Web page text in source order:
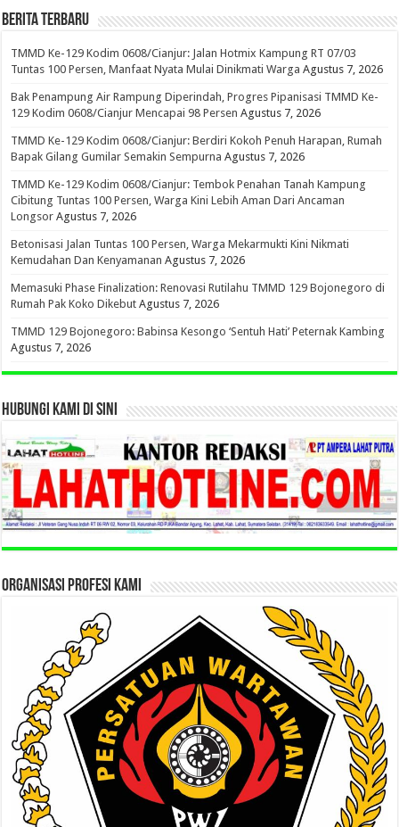
BERITA TERBARU
TMMD Ke-129 Kodim 0608/Cianjur: Jalan Hotmix Kampung RT 07/03
Tuntas 100 Persen, Manfaat Nyata Mulai Dinikmati Warga Agustus 7, 2026
Bak Penampung Air Rampung Diperindah, Progres Pipanisasi TMMD Ke-
129 Kodim 0608/Cianjur Mencapai 98 Persen Agustus 7, 2026
TMMD Ke-129 Kodim 0608/Cianjur: Berdiri Kokoh Penuh Harapan, Rumah
Bapak Gilang Gumilar Semakin Sempurna Agustus 7, 2026
TMMD Ke-129 Kodim 0608/Cianjur: Tembok Penahan Tanah Kampung
Cibitung Tuntas 100 Persen, Warga Kini Lebih Aman Dari Ancaman
Longsor Agustus 7, 2026
Betonisasi Jalan Tuntas 100 Persen, Warga Mekarmukti Kini Nikmati
Kemudahan Dan Kenyamanan Agustus 7, 2026
Memasuki Phase Finalization: Renovasi Rutilahu TMMD 129 Bojonegoro di
Rumah Pak Koko Dikebut Agustus 7, 2026
TMMD 129 Bojonegoro: Babinsa Kesongo ‘Sentuh Hati’ Peternak Kambing
Agustus 7, 2026
HUBUNGI KAMI DI SINI
ORGANISASI PROFESI KAMI